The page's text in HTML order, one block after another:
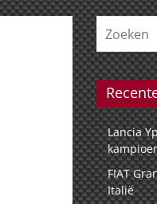
Lancia
FIAT
Italië